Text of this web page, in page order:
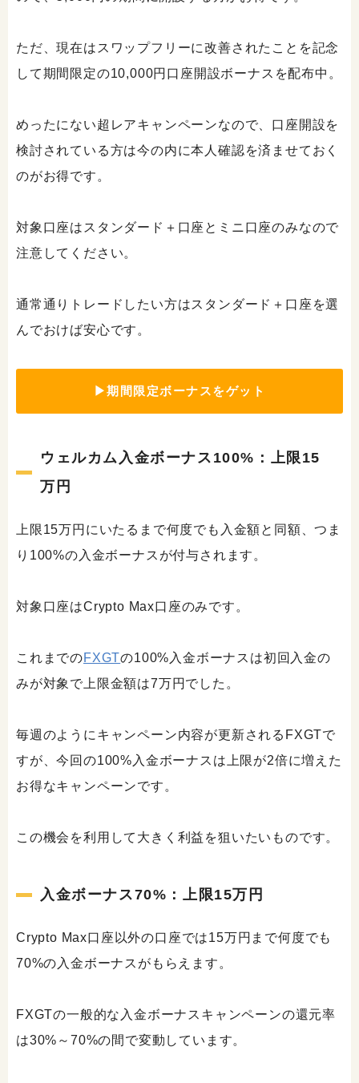
ただ、現在はスワップフリーに改善されたことを記念
して期間限定の10,000円口座開設ボーナスを配布中。
めったにない超レアキャンペーンなので、口座開設を
検討されている方は今の内に本人確認を済ませておく
のがお得です。
対象口座はスタンダード＋口座とミニ口座のみなので
注意してください。
通常通りトレードしたい方はスタンダード＋口座を選
んでおけば安心です。
▶期間限定ボーナスをゲット
ウェルカム入金ボーナス100%：上限15
万円
上限15万円にいたるまで何度でも入金額と同額、つま
り100%の入金ボーナスが付与されます。
対象口座はCrypto Max口座のみです。
これまでのFXGTの100%入金ボーナスは初回入金の
みが対象で上限金額は7万円でした。
毎週のようにキャンペーン内容が更新されるFXGTで
すが、今回の100%入金ボーナスは上限が2倍に増えた
お得なキャンペーンです。
この機会を利用して大きく利益を狙いたいものです。
入金ボーナス70%：上限15万円
Crypto Max口座以外の口座では15万円まで何度でも
70%の入金ボーナスがもらえます。
FXGTの一般的な入金ボーナスキャンペーンの還元率
は30%～70%の間で変動しています。